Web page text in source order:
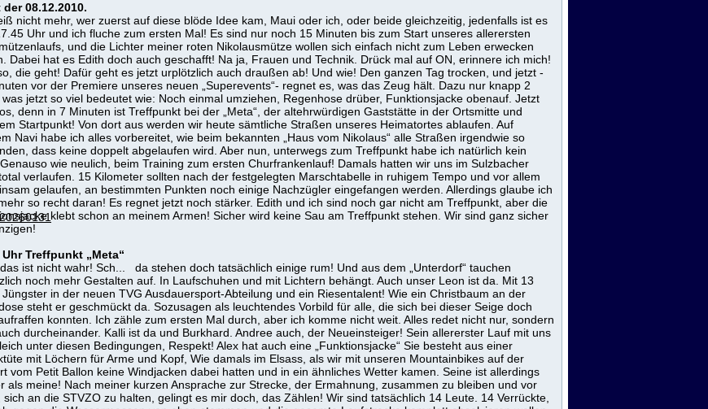
der 08.12.2010.
nicht mehr, wer zuerst auf diese blöde Idee kam, Maui oder ich, oder beide gleichzeitig, jedenfalls ist es
Uhr und ich fluche zum ersten Mal! Es sind nur noch 15 Minuten bis zum Start unseres allerersten
und die Lichter meiner roten Nikolausmütze wollen sich einfach nicht zum Leben erwecken
Dabei hat es Edith doch auch geschafft! Na ja, Frauen und Technik. Drück mal auf ON, erinnere ich mich!
die geht! Dafür geht es jetzt urplötzlich auch draußen ab! Und wie! Den ganzen Tag trocken, und jetzt -
vor der Premiere unseres neuen „Superevents“- regnet es, was das Zeug hält. Dazu nur knapp 2
jetzt so viel bedeutet wie: Noch einmal umziehen, Regenhose drüber, Funktionsjacke obenauf. Jetzt
denn in 7 Minuten ist Treffpunkt bei der „Meta“, der altehrwürdigen Gaststätte in der Ortsmitte und
Startpunkt! Von dort aus werden wir heute sämtliche Straßen unseres Heimatortes ablaufen. Auf
Navi habe ich alles vorbereitet, wie beim bekannten „Haus vom Nikolaus“ alle Straßen irgendwie so
dass keine doppelt abgelaufen wird. Aber nun, unterwegs zum Treffpunkt habe ich natürlich kein
wie neulich, beim Training zum ersten Churfrankenlauf! Damals hatten wir uns im Sulzbacher
verlaufen. 15 Kilometer sollten nach der festgelegten Marschtabelle in ruhigem Tempo und vor allem
gelaufen, an bestimmten Punkten noch einige Nachzügler eingefangen werden. Allerdings glaube ich
so recht daran! Es regnet jetzt noch stärker. Edith und ich sind noch gar nicht am Treffpunkt, aber die
klebt schon an meinem Armen! Sicher wird keine Sau am Treffpunkt stehen. Wir sind ganz sicher
Uhr Treffpunkt „Meta“
ist nicht wahr! Sch... da stehen doch tatsächlich einige rum! Und aus dem „Unterdorf“ tauchen
noch mehr Gestalten auf. In Laufschuhen und mit Lichtern behängt. Auch unser Leon ist da. Mit 13
Jüngster in der neuen TVG Ausdauersport-Abteilung und ein Riesentalent! Wie ein Christbaum an der
steht er geschmückt da. Sozusagen als leuchtendes Vorbild für alle, die sich bei dieser Seige doch
konnten. Ich zähle zum ersten Mal durch, aber ich komme nicht weit. Alles redet nicht nur, sondern
durcheinander. Kalli ist da und Burkhard. Andree auch, der Neueinsteiger! Sein allererster Lauf mit uns
unter diesen Bedingungen, Respekt! Alex hat auch eine „Funktionsjacke“ Sie besteht aus einer
mit Löchern für Arme und Kopf, Wie damals im Elsass, als wir mit unseren Mountainbikes auf der
vom Petit Ballon keine Windjacken dabei hatten und in ein ähnliches Wetter kamen. Seine ist allerdings
als meine! Nach meiner kurzen Ansprache zur Strecke, der Ermahnung, zusammen zu bleiben und vor
sich an die STVZO zu halten, gelingt es mir doch, das Zählen! Wir sind tatsächlich 14 Leute. 14 Verrückte,